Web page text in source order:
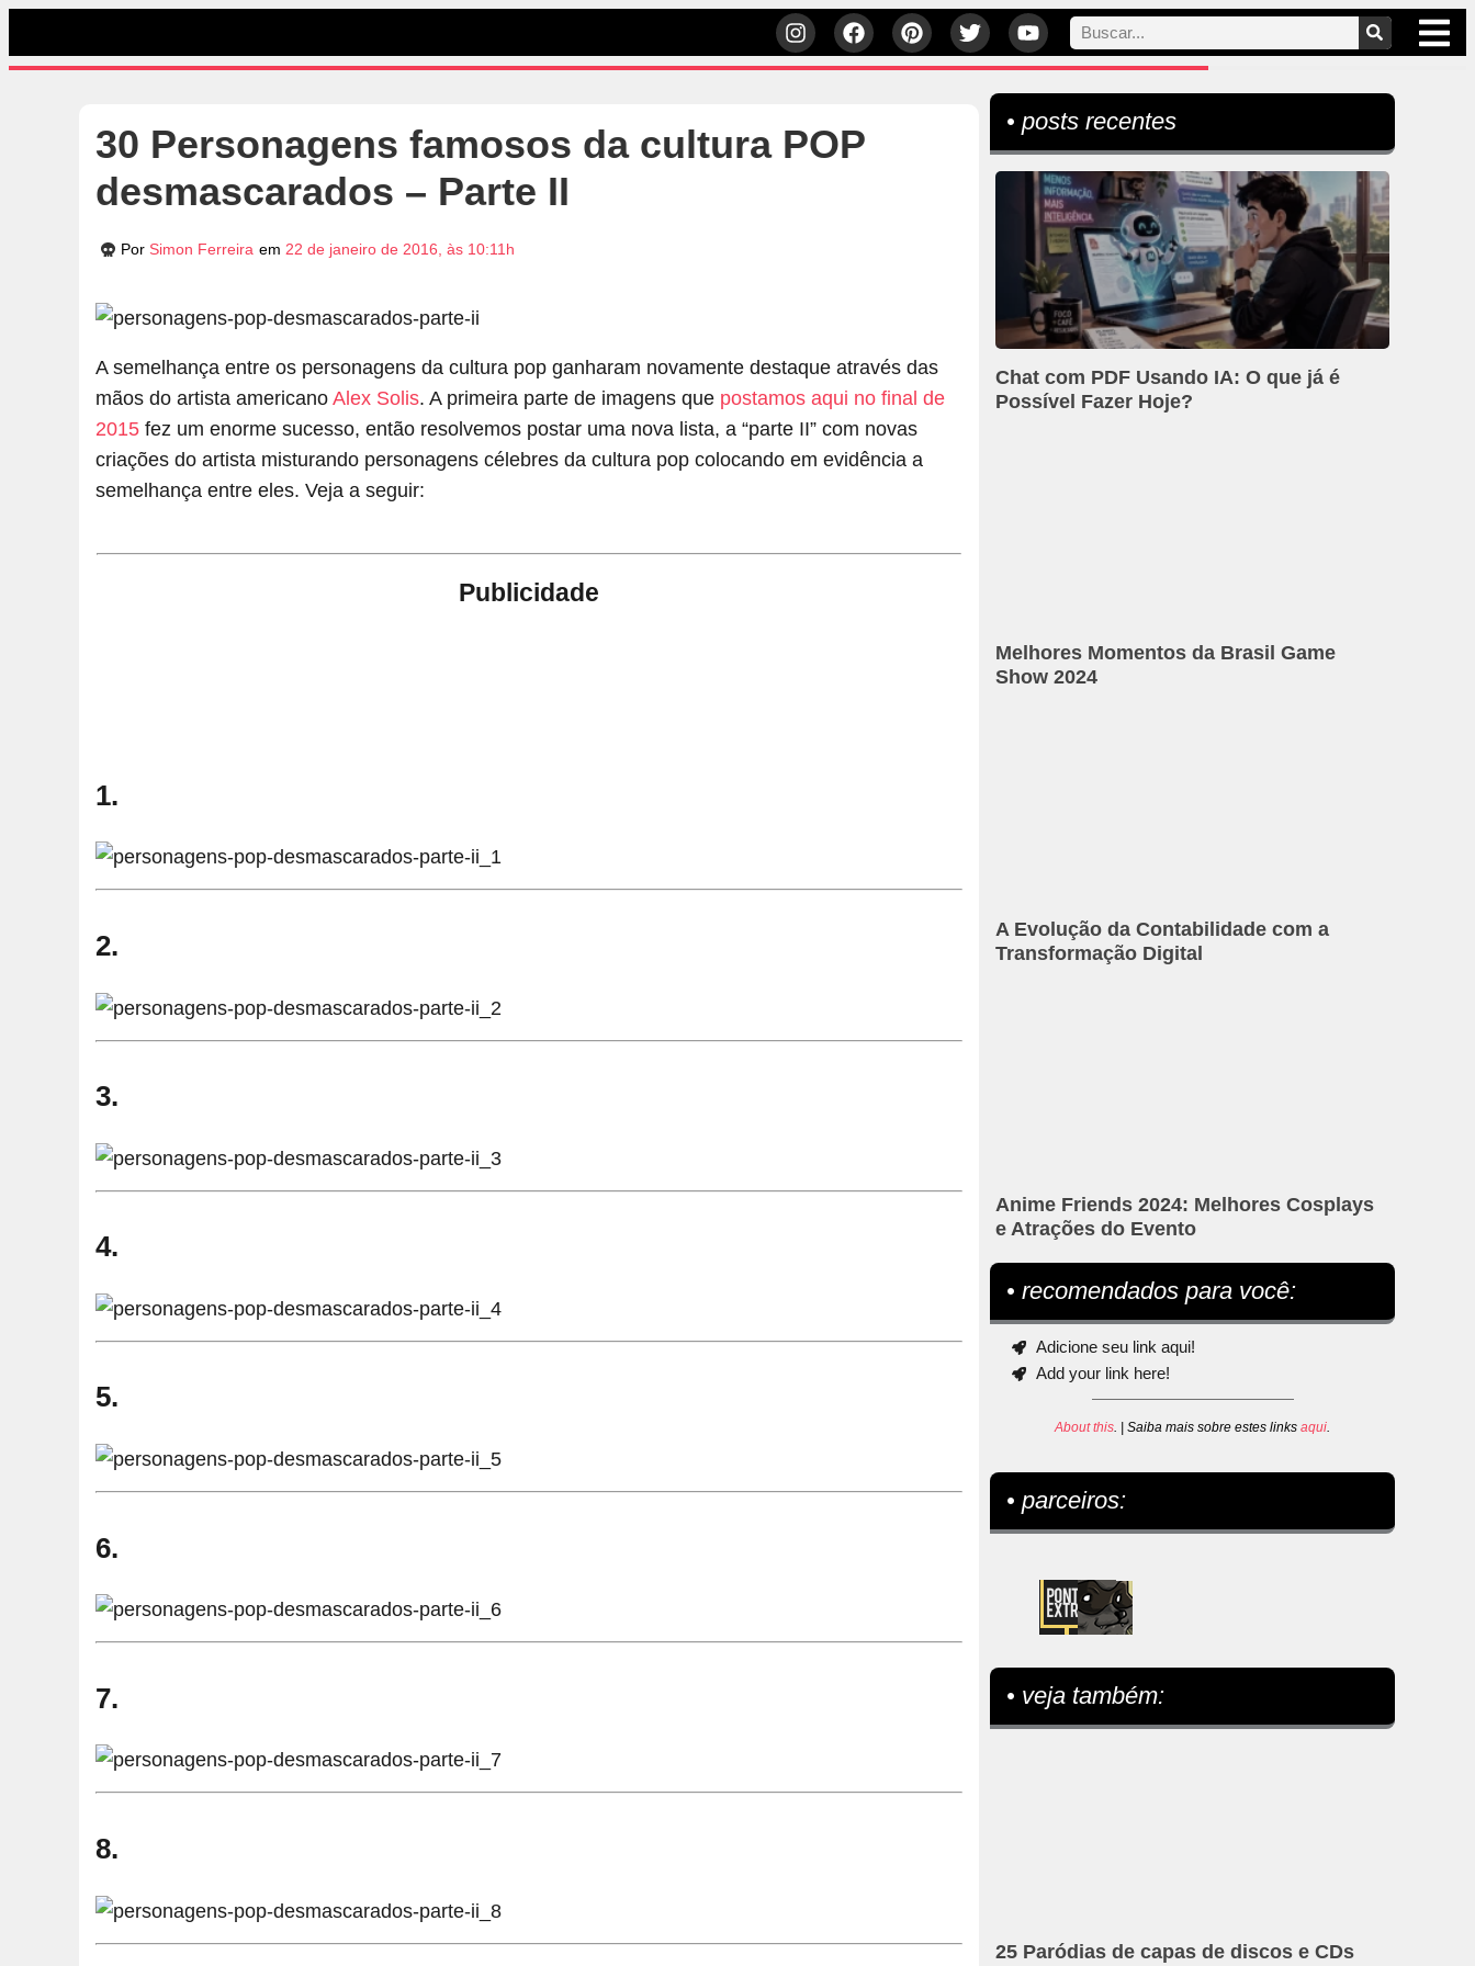
30 Personagens famosos da cultura POP
desmascarados – Parte II
Por Simon Ferreira em 22 de janeiro de 2016, às 10:11h
A semelhança entre os personagens da cultura pop ganharam novamente destaque através das
mãos do artista americano Alex Solis. A primeira parte de imagens que postamos aqui no final de
2015 fez um enorme sucesso, então resolvemos postar uma nova lista, a “parte II” com novas
criações do artista misturando personagens célebres da cultura pop colocando em evidência a
semelhança entre eles. Veja a seguir:
Publicidade
1.
2.
3.
4.
5.
6.
7.
8.
• posts recentes
Chat com PDF Usando IA: O que já é
Possível Fazer Hoje?
Melhores Momentos da Brasil Game
Show 2024
A Evolução da Contabilidade com a
Transformação Digital
Anime Friends 2024: Melhores Cosplays
e Atrações do Evento
• recomendados para você:
Adicione seu link aqui!
Add your link here!
About this. | Saiba mais sobre estes linksaqui.
• parceiros:
• veja também:
25 Paródias de capas de discos e CDs